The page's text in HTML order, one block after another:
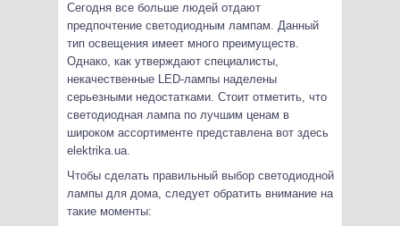
Сегодня все больше людей отдают
предпочтение светодиодным лампам. Данный
тип освещения имеет много преимуществ.
Однако, как утверждают специалисты,
некачественные LED-лампы наделены
серьезными недостатками. Стоит отметить, что
светодиодная лампа по лучшим ценам в
широком ассортименте представлена вот здесь
elektrika.ua.
Чтобы сделать правильный выбор светодиодной
лампы для дома, следует обратить внимание на
такие моменты: